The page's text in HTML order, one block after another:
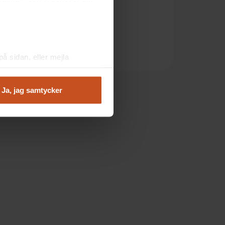
sidan, eller mejla
Ja, jag samtycker